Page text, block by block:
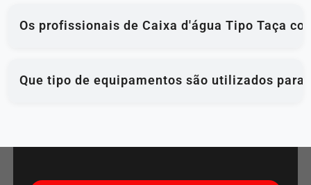
Os profissionais de Caixa d'água Tipo Taça
Que tipo de equipamentos são utilizados